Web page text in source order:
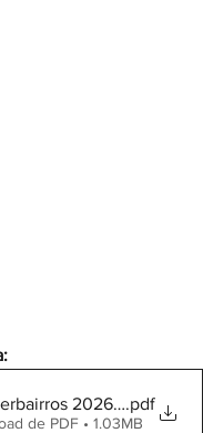
2026 - FINAL
.pdf
de PDF • 1.03MB